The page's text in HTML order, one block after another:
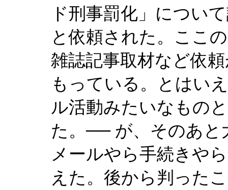
ド刑事罰化」につい
と依頼された。ここ
雑誌記事取材など依
もっている。とはい
ル活動みたいなもの
た。── が、そのあと
メールやら手続きや
えた。後から判った